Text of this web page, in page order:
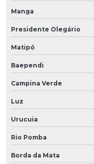
Manga
Presidente Olegário
Matipó
Baependi
Campina Verde
Luz
Urucuia
Rio Pomba
Borda da Mata